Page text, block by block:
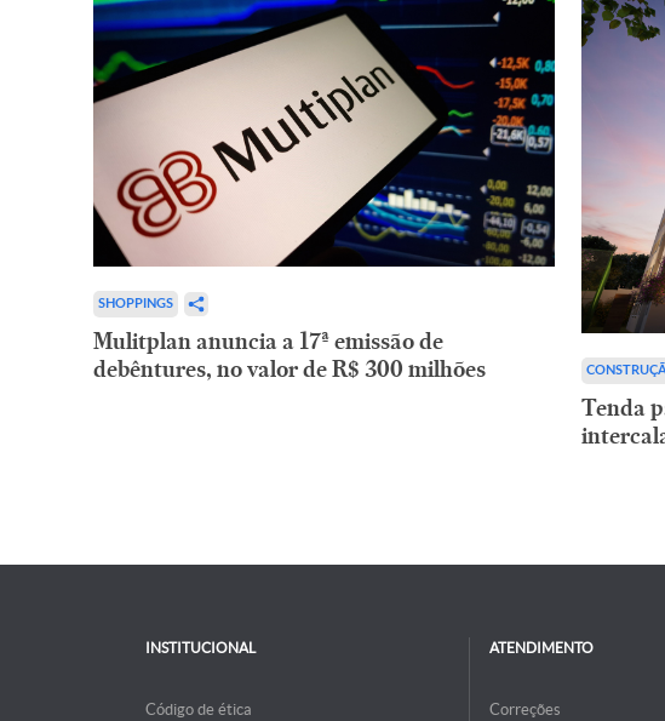
SHOPPINGS
Mulitplan anuncia a 17ª emissão de
debêntures, no valor de R$ 300 milhões
Tenda
INSTITUCIONAL
Código de ética
ATENDIMENTO
Correções